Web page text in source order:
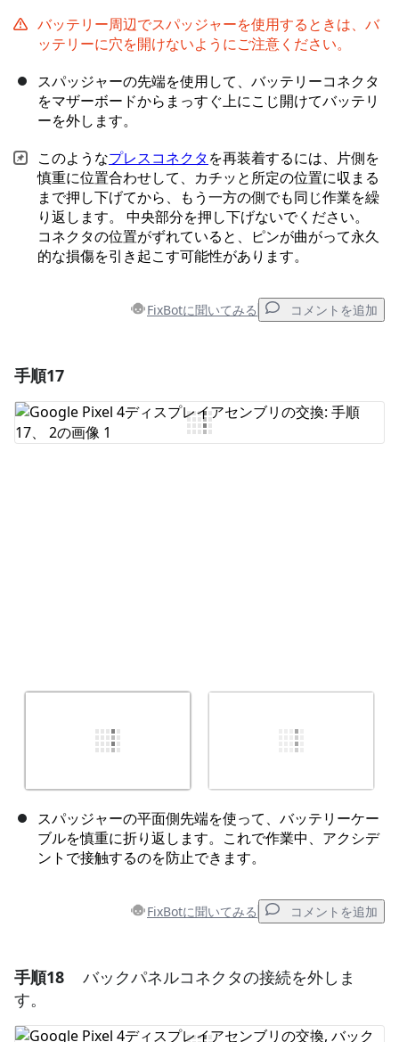
バッテリー周辺でスパッジャーを使用するときは、バ
ッテリーに穴を開けないようにご注意ください。
スパッジャーの先端を使用して、バッテリーコネクタ
をマザーボードからまっすぐ上にこじ開けてバッテリ
ーを外します。
このようなプレスコネクタを再装着するには、片側を
慎重に位置合わせして、カチッと所定の位置に収まる
まで押し下げてから、もう一方の側でも同じ作業を繰
り返します。 中央部分を押し下げないでください。
コネクタの位置がずれていると、ピンが曲がって永久
的な損傷を引き起こす可能性があります。
FixBotに聞いてみる コメントを追加
コメントを追加
手順17
スパッジャーの平面側先端を使って、バッテリーケー
ブルを慎重に折り返します。これで作業中、アクシデ
ントで接触するのを防止できます。
FixBotに聞いてみる コメントを追加
コメントを追加
コメントを追加
手順18
バックパネルコネクタの接続を外しま
す。